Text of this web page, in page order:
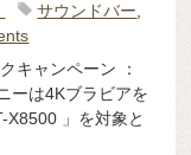
サウンドバー,
キャンペーン ：
ーは4Kブラビアを
X8500 」を対象と